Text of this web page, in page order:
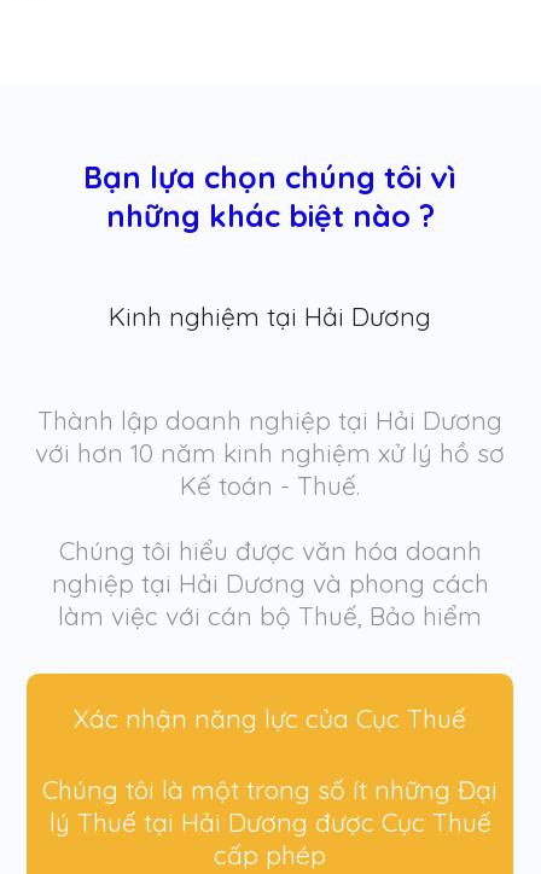
Bạn lựa chọn chúng tôi vì
những khác biệt nào ?
Kinh nghiệm tại Hải Dương
Thành lập doanh nghiệp tại Hải Dương
với hơn 10 năm kinh nghiệm xử lý hồ sơ
Kế toán - Thuế.
Chúng tôi hiểu được văn hóa doanh
nghiệp tại Hải Dương và phong cách
làm việc với cán bộ Thuế, Bảo hiểm
Xác nhận năng lực của Cục Thuế
Chúng tôi là một trong số ít những Đại
lý Thuế tại Hải Dương được Cục Thuế
cấp phép